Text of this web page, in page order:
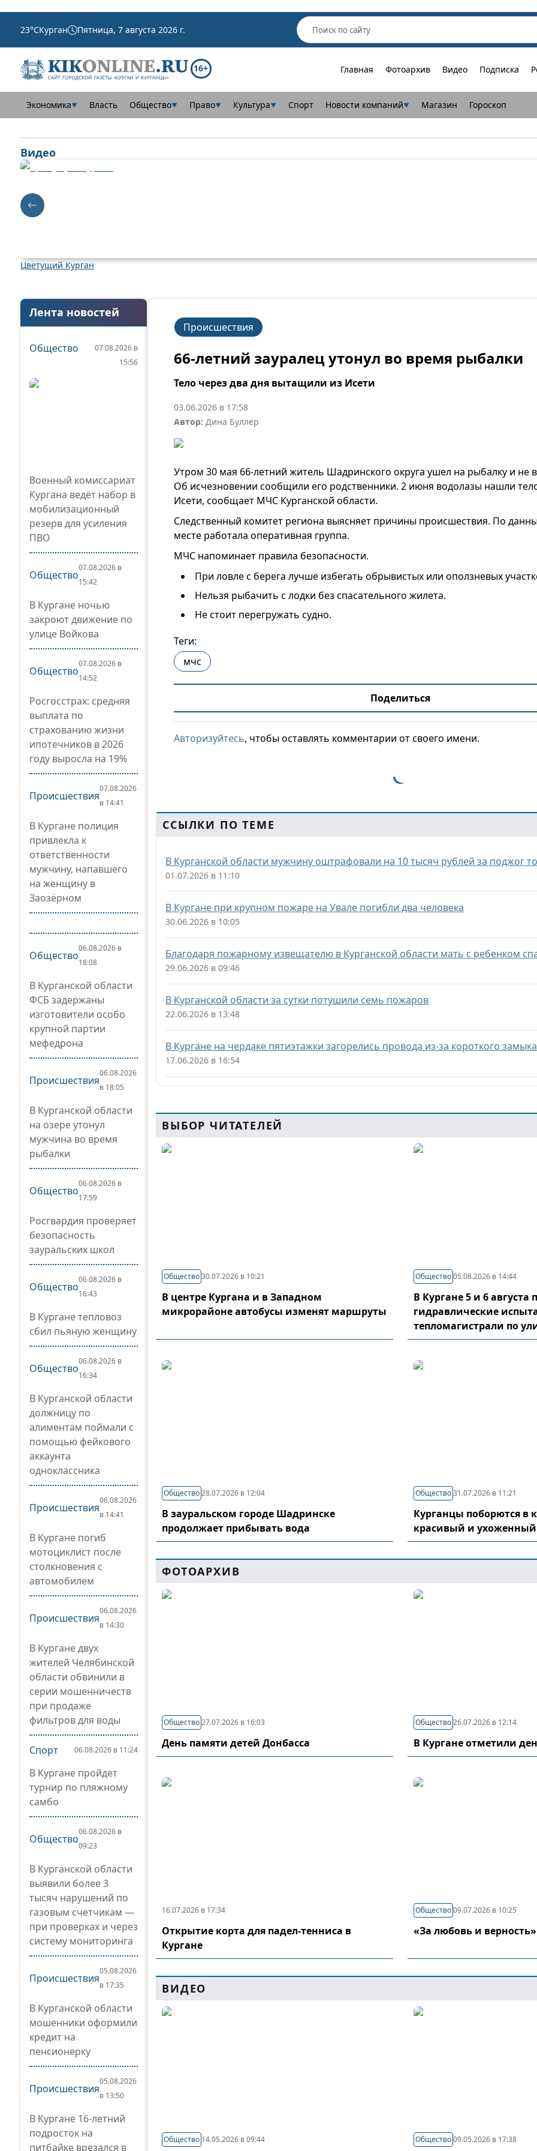
23°CКурган Пятница, 7 августа 2026 г.
16+ Главная Фотоархив Видео Подписка
Экономика▼ Власть Общество▼ Право▼ Культура▼ Спорт Новости компаний▼ Магазин Гороскоп
Видео
Цветущий Курган
Лента новостей
Общество
07.08.2026 в
15:56
Военный комиссариат
Кургана ведёт набор в
мобилизационный
резерв для усиления
ПВО
Общество
07.08.2026 в
15:42
В Кургане ночью
закроют движение по
улице Войкова
Общество
07.08.2026 в
14:52
Росгосстрах: средняя
выплата по
страхованию жизни
ипотечников в 2026
году выросла на 19%
Происшествия
07.08.2026
в 14:41
В Кургане полиция
привлекла к
ответственности
мужчину, напавшего
на женщину в
Заозёрном
Общество
06.08.2026 в
18:08
В Курганской области
ФСБ задержаны
изготовители особо
крупной партии
мефедрона
Происшествия
06.08.2026
в 18:05
В Курганской области
на озере утонул
мужчина во время
рыбалки
Общество
06.08.2026 в
17:59
Росгвардия проверяет
безопасность
зауральских школ
Общество
06.08.2026 в
16:43
В Кургане тепловоз
сбил пьяную женщину
Общество
06.08.2026 в
16:34
В Курганской области
должницу по
алиментам поймали с
помощью фейкового
аккаунта
одноклассника
Происшествия
06.08.2026
в 14:41
В Кургане погиб
мотоциклист после
столкновения с
автомобилем
Происшествия
06.08.2026
в 14:30
В Кургане двух
жителей Челябинской
области обвинили в
серии мошенничеств
при продаже
фильтров для воды
Спорт 06.08.2026 в 11:24
В Кургане пройдет
турнир по пляжному
самбо
Общество
06.08.2026 в
09:23
В Курганской области
выявили более 3
тысяч нарушений по
газовым счетчикам —
при проверках и через
систему мониторинга
Происшествия
05.08.2026
в 17:35
В Курганской области
мошенники оформили
кредит на
пенсионерку
Происшествия
05.08.2026
в 13:50
В Кургане 16-летний
подросток на
питбайке врезался в
Происшествия
66-летний зауралец утонул во время рыбалки
Тело через два дня вытащили из Исети
03.06.2026 в 17:58
Автор: Дина Буллер
Утром 30 мая 66-летний житель Шадринского округа ушел на рыбалку и не
Об исчезновении сообщили его родственники. 2 июня водолазы нашли
Исети, сообщает МЧС Курганской области.
Следственный комитет региона выясняет причины происшествия. По
месте работала оперативная группа.
МЧС напоминает правила безопасности.
При ловле с берега лучше избегать обрывистых или оползневых
Нельзя рыбачить с лодки без спасательного жилета.
Не стоит перегружать судно.
Теги:
мчс
Поделиться
Авторизуйтесь, чтобы оставлять комментарии от своего имени.
ССЫЛКИ ПО ТЕМЕ
В Курганской области мужчину оштрафовали на 10 тысяч рублей за поджог
01.07.2026 в 11:10
В Кургане при крупном пожаре на Увале погибли два человека
30.06.2026 в 10:05
Благодаря пожарному извещателю в Курганской области мать с ребенком
29.06.2026 в 09:46
В Курганской области за сутки потушили семь пожаров
22.06.2026 в 13:48
В Кургане на чердаке пятиэтажки загорелись провода из-за короткого
17.06.2026 в 16:54
ВЫБОР ЧИТАТЕЛЕЙ
Общество30.07.2026 в 10:21
В центре Кургана и в Западном
микрорайоне автобусы изменят маршруты
Общество 05.08.2026 в 14:44
В Кургане 5 и 6
гидравлические
тепломагистрали по
Общество28.07.2026 в 12:04
В зауральском городе Шадринске
продолжает прибывать вода
Общество 31.07.2026 в 11:21
Курганцы поборются в
красивый и
ФОТОАРХИВ
Общество27.07.2026 в 16:03
День памяти детей Донбасса
Общество 26.07.2026 в 12:14
В Кургане отметили
16.07.2026 в 17:34
Открытие корта для падел-тенниса в
Кургане
Общество 09.07.2026 в 10:25
«За любовь и верность»
ВИДЕО
Общество 14.05.2026 в 09:44 Общество 09.05.2026 в 17:38